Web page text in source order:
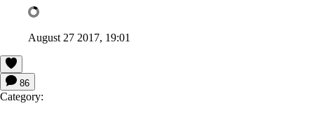
August 27 2017, 19:01
86
Category: